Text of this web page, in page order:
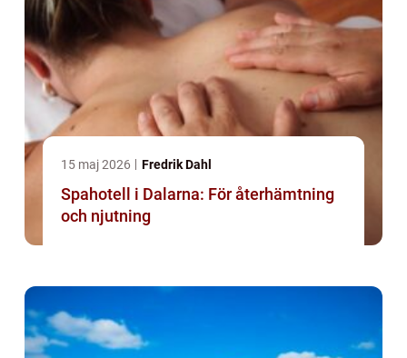
15 maj 2026 Fredrik Dahl
Spahotell i Dalarna: För återhämtning
och njutning